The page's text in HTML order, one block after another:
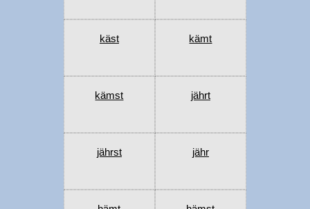
käst kämt
kämst jährt
jährst jähr